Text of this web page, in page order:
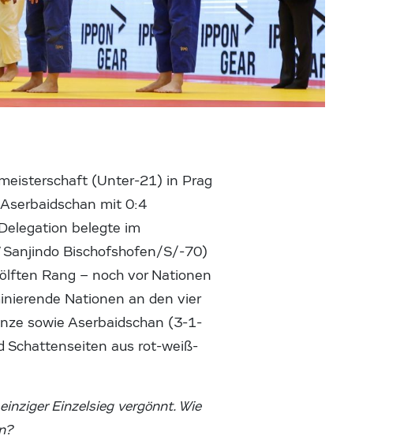
(Unter-21) in Prag
mit 0:4
belegte im
Sanjindo Bischofshofen/S/-70)
Rang – noch vor Nationen
Nationen an den vier
sowie Aserbaidschan (3-1-
Schattenseiten aus rot-weiß-
Einzelsieg vergönnt. Wie